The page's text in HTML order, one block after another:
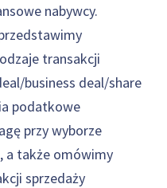
nabywcy.
transakcji
business deal/share
podatkowe
przy wyborze
a także omówimy
sprzedaży